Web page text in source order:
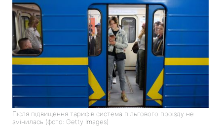
Після підвищення тарифів система пільгового проїзду не
змінилась (фото: Getty Images)